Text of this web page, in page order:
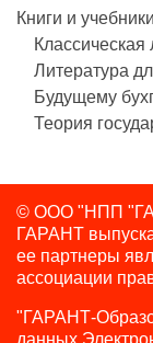
Книги и учебники
Классическая
Литература
Будущему
Теория
© ООО "НПП
ГАРАНТ
ее партнеры
ассоциации
"ГАРАНТ-
данных